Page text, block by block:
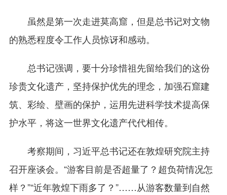
虽然是第一次走进莫高窟，但是总书记对文物
的熟悉程度令工作人员惊讶和感动。
总书记强调，要十分珍惜祖先留给我们的这份
珍贵文化遗产，坚持保护优先的理念，加强石窟建
筑、彩绘、壁画的保护，运用先进科学技术提高保
护水平，将这一世界文化遗产代代相传。
考察期间，习近平总书记还在敦煌研究院主持
召开座谈会。“游客目前是否超量了？超负荷情况怎
样？”“近年敦煌下雨多了？”……从游客数量到自然